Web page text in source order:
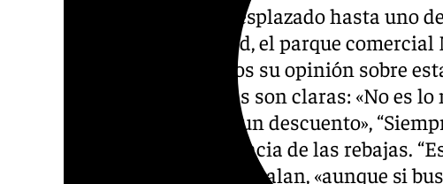
Desde 101TV nos hemos desplazado hasta uno
más populares de la ciudad, el parque
preguntar a los malagueños su opinión sobre
descuentos. Las respuestas son claras: «No es
su precio original que con un descuento»,
Todos destacan la importancia de las rebajas.
ofertas sean fehacientes” señalan, «aunque si